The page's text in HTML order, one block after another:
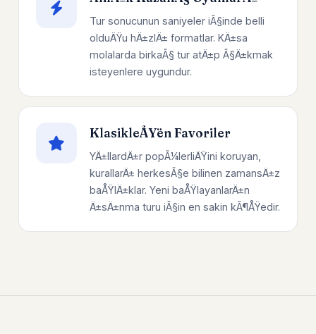
Tur sonucunun saniyeler iÃ§inde belli
olduÄŸu hÄ±zlÄ± formatlar. KÄ±sa
molalarda birkaÃ§ tur atÄ±p Ã§Ä±kmak
isteyenlere uygundur.
KlasikleÅŸen Favoriler
YÄ±llardÄ±r popÃ¼lerliÄŸini koruyan,
kurallarÄ± herkesÃ§e bilinen zamansÄ±z
baÅŸlÄ±klar. Yeni baÅŸlayanlarÄ±n
Ä±sÄ±nma turu iÃ§in en sakin kÃ¶ÅŸedir.